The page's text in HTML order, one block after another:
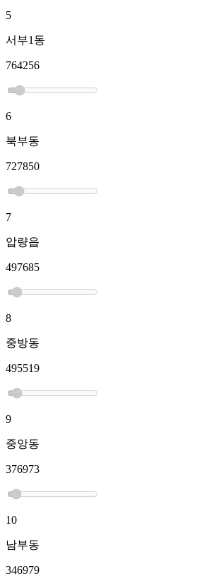
5
서부1동
764256
6
북부동
727850
7
압량읍
497685
8
중방동
495519
9
중앙동
376973
10
남부동
346979